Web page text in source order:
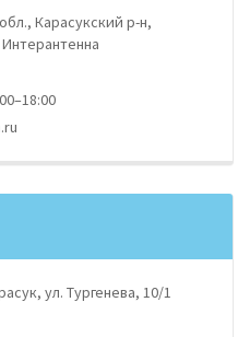
Карасукский р-н,
ул. Тургенева, 10/1